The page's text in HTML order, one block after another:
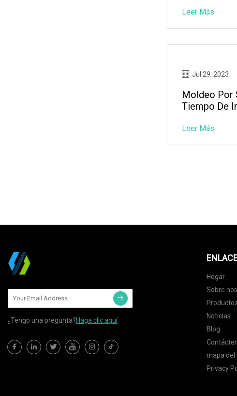
Leer Más
Jul 29, 2023
Moldeo Por
Tiempo De
Leer Más
¿Tengo una pregunta?Haga clic aquí
Hogar
Sobre
Productos
Noticias
Blog
mapa del
Privacy